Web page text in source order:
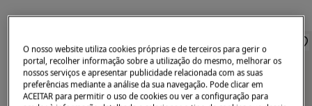
O nosso website utiliza cookies próprias e de terceiros para gerir o
portal, recolher informação sobre a utilização do mesmo, melhorar os
nossos serviços e apresentar publicidade relacionada com as suas
preferências mediante a análise da sua navegação. Pode clicar em
ACEITAR para permitir o uso de cookies ou ver a configuração para